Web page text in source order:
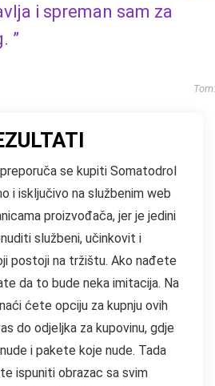
i spreman sam za
”
Tom:
se kupiti Somatodrol
i isključivo na službenim web
proizvođača, jer je jedini
službeni, učinkovit i
postoji na tržištu. Ako nađete
da to bude neka imitacija. Na
ćete opciju za kupnju ovih
do odjeljka za kupovinu, gdje
i pakete koje nude. Tada
ispuniti obrazac sa svim